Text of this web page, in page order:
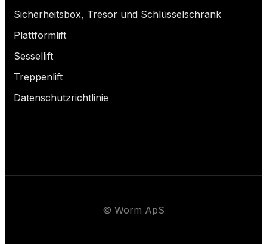
Sicherheitsbox, Tresor und Schlüsselschrank
Plattformlift
Sessellift
Treppenlift
Datenschutzrichtlinie
© Worm ApS